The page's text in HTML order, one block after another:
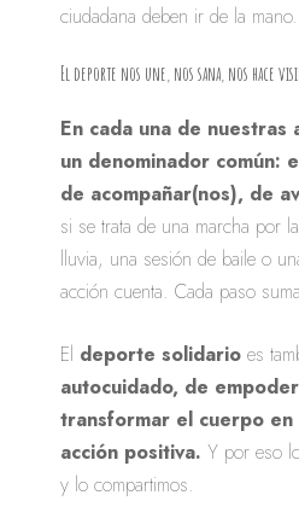
ciudadana deben ir de la mano.
El deporte nos une, nos sana, nos hace
En cada una de nuestras
un denominador común:
de acompañar(nos), de
si se trata de una marcha por
lluvia, una sesión de baile o
acción cuenta. Cada paso
El deporte solidarioes
autocuidado, de
transformar el cuerpo
acción positiva.Y por eso
y lo compartimos.